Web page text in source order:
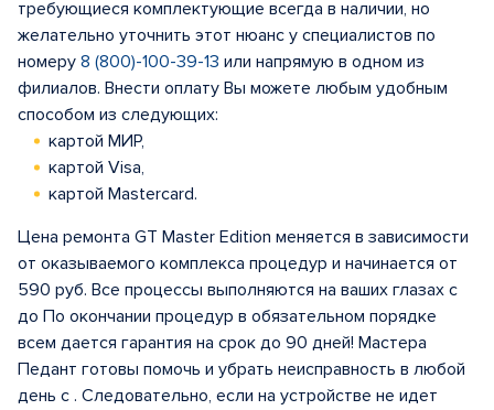
требующиеся комплектующие всегда в наличии, но
желательно уточнить этот нюанс у специалистов по
номеру 8 (800)-100-39-13 или напрямую в одном из
филиалов. Внести оплату Вы можете любым удобным
способом из следующих:
картой МИР,
картой Visa,
картой Mastercard.
Цена ремонта GT Master Edition меняется в зависимости
от оказываемого комплекса процедур и начинается от
590 руб. Все процессы выполняются на ваших глазах с
до По окончании процедур в обязательном порядке
всем дается гарантия на срок до 90 дней! Мастера
Педант готовы помочь и убрать неисправность в любой
день с . Следовательно, если на устройстве не идет